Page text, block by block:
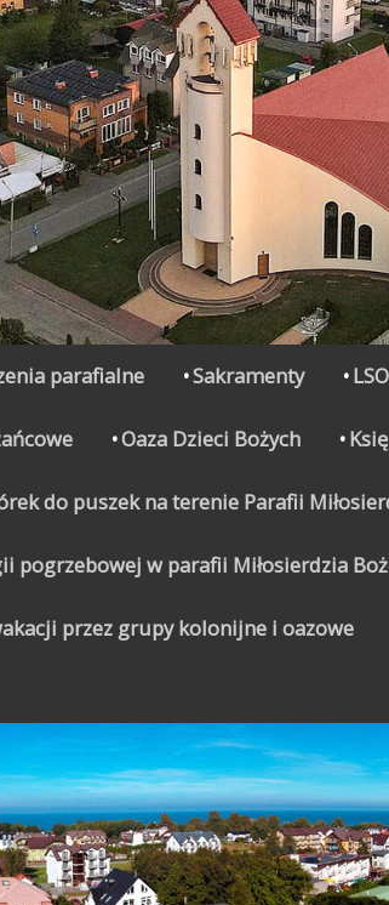
parafialne Sakramenty LSO
Oaza Dzieci Bożych
do puszek na terenie Parafii
w parafii Miłosierdzia
przez grupy kolonijne i oazowe